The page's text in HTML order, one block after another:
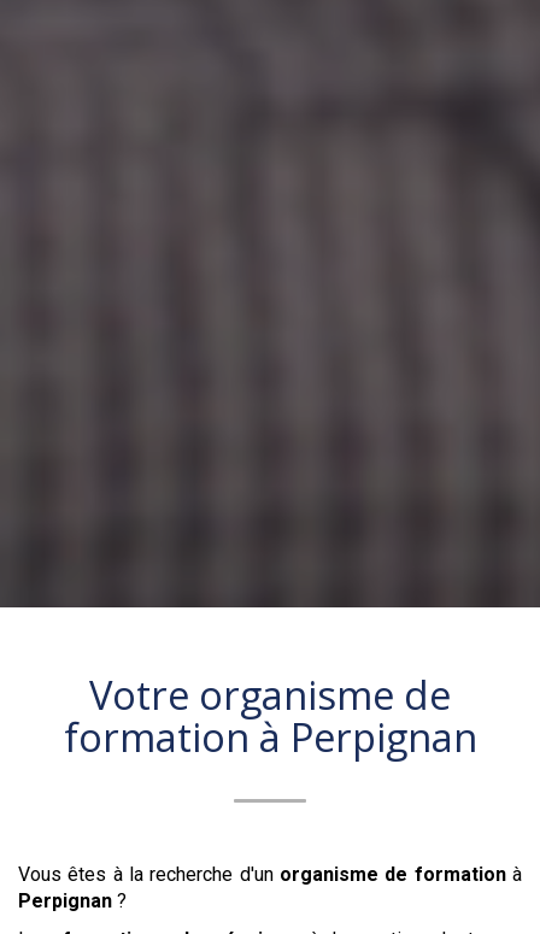
Votre organisme de
formation à Perpignan
Vous êtes à la recherche d'un organisme de formationà
Perpignan ?